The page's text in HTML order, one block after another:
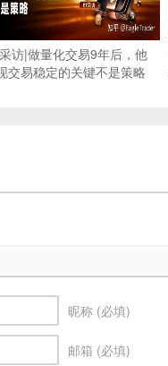
访|做量化交易9年后，他
交易稳定的关键不是策略
昵称 (必填)
邮箱 (必填)